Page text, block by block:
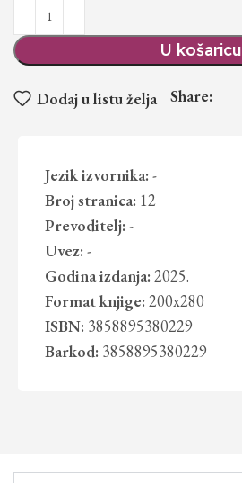
U košaricu
Dodaj u listu želja Share:
Jezik izvornika: -
Broj stranica: 12
Prevoditelj: -
Uvez: -
Godina izdanja: 2025.
Format knjige: 200x280
ISBN: 3858895380229
Barkod: 3858895380229